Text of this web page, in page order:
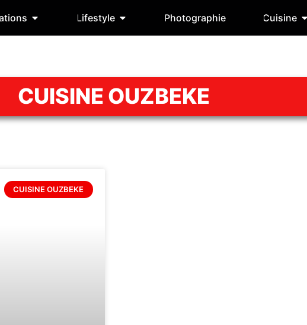
Lifestyle Photographie Cuisine
CUISINE OUZBEKE
CUISINE OUZBEKE